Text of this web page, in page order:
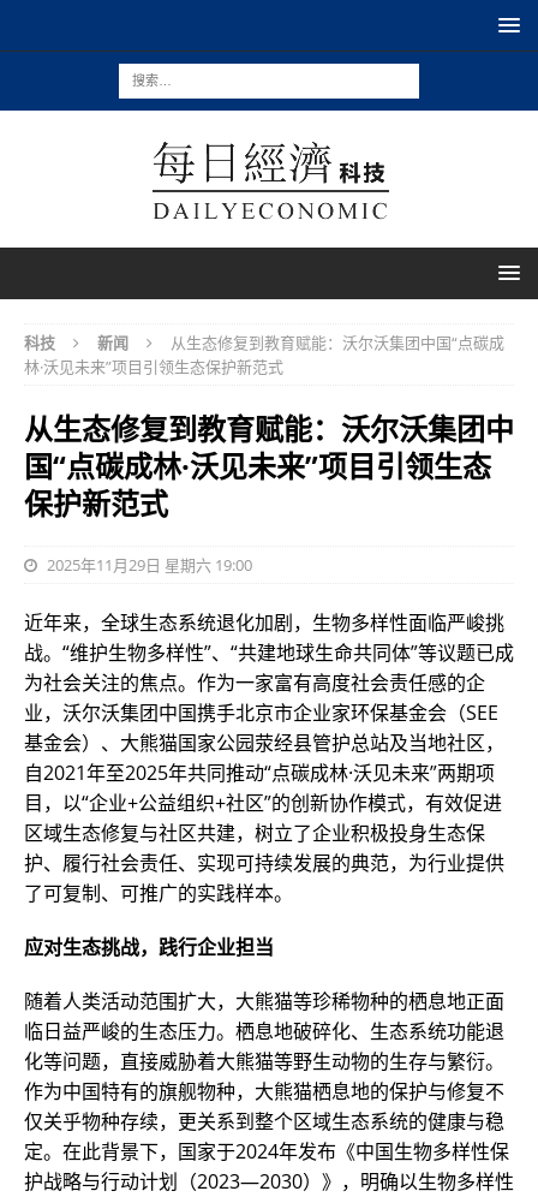
科技 新闻
从生态修复到教育赋能：沃尔沃集团中国“点碳成
林·沃见未来”项目引领生态保护新范式
从生态修复到教育赋能：沃尔沃集团中
国“点碳成林·沃见未来”项目引领生态
保护新范式
2025年11月29日 星期六 19:00
近年来，全球生态系统退化加剧，生物多样性面临严峻挑
战。“维护生物多样性”、“共建地球生命共同体”等议题已成
为社会关注的焦点。作为一家富有高度社会责任感的企
业，沃尔沃集团中国携手北京市企业家环保基金会（SEE
基金会）、大熊猫国家公园荥经县管护总站及当地社区，
自2021年至2025年共同推动“点碳成林·沃见未来”两期项
目，以“企业+公益组织+社区”的创新协作模式，有效促进
区域生态修复与社区共建，树立了企业积极投身生态保
护、履行社会责任、实现可持续发展的典范，为行业提供
了可复制、可推广的实践样本。
应对生态挑战，践行企业担当
随着人类活动范围扩大，大熊猫等珍稀物种的栖息地正面
临日益严峻的生态压力。栖息地破碎化、生态系统功能退
化等问题，直接威胁着大熊猫等野生动物的生存与繁衍。
作为中国特有的旗舰物种，大熊猫栖息地的保护与修复不
仅关乎物种存续，更关系到整个区域生态系统的健康与稳
定。在此背景下，国家于2024年发布《中国生物多样性保
护战略与行动计划（2023—2030）》，明确以生物多样性